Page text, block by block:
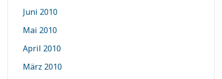
Juni 2010
Mai 2010
April 2010
März 2010